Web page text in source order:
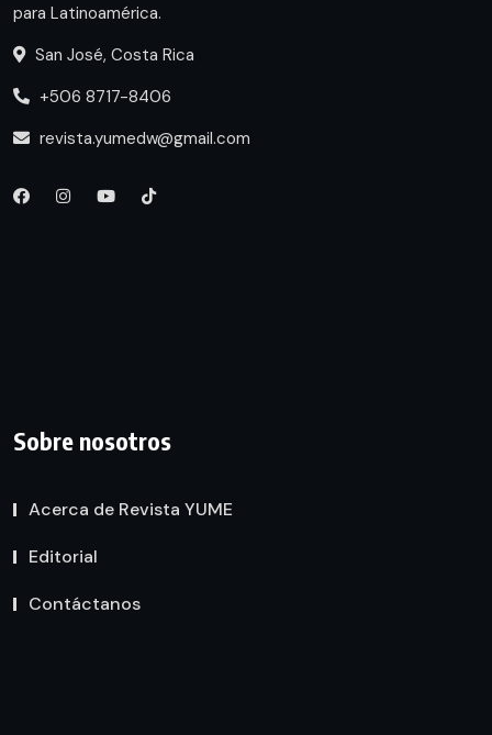
para Latinoamérica.
San José, Costa Rica
+506 8717-8406
revista.yumedw@gmail.com
Sobre nosotros
Acerca de Revista YUME
Editorial
Contáctanos